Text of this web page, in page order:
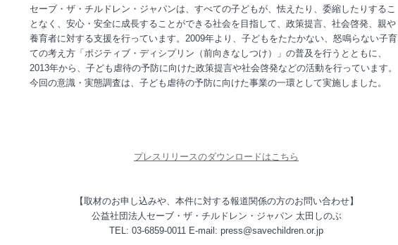
セーブ・ザ・チルドレン・ジャパンは、すべての子どもが、怯えたり、委縮したりするこ
となく、安心・安全に成長することができる社会を目指して、政策提言、社会啓発、親や
養育者に対する支援を行っています。2009年より、子どもをたたかない、怒鳴らない子育
ての考え方「ポジティブ・ディシプリン（前向きなしつけ）」の普及を行うとともに、
2013年から、子ども虐待の予防に向けた政策提言や社会啓発などの活動を行っています。
今回の意識・実態調査は、子ども虐待の予防に向けた事業の一環として実施しました。
プレスリリースのダウンロードはこちら
【取材のお申し込みや、本件に対する報道関係の方のお問い合わせ】
公益社団法人セーブ・ザ・チルドレン・ジャパン 太田しのぶ
TEL: 03-6859-0011 E-mail: press@savechildren.or.jp